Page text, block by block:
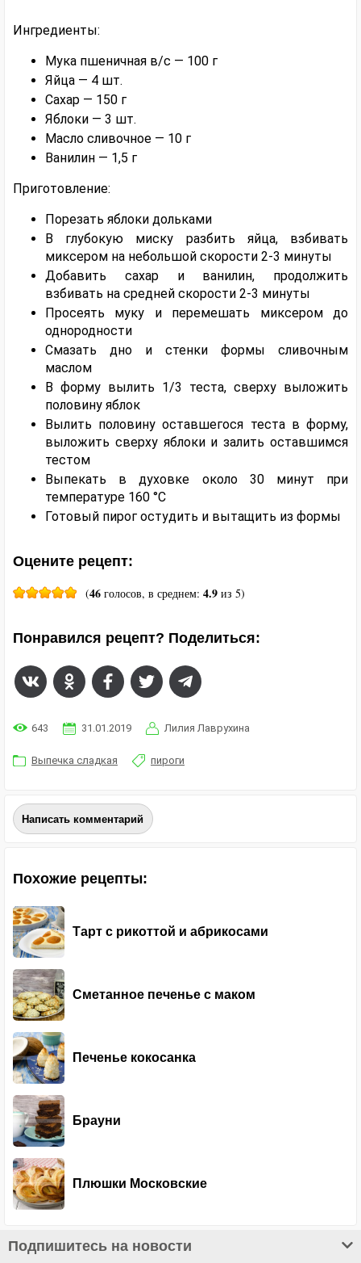
Ингредиенты:
Мука пшеничная в/с — 100 г
Яйца — 4 шт.
Сахар — 150 г
Яблоки — 3 шт.
Масло сливочное — 10 г
Ванилин — 1,5 г
Приготовление:
Порезать яблоки дольками
В глубокую миску разбить яйца, взбивать
миксером на небольшой скорости 2-3 минуты
Добавить сахар и ванилин, продолжить
взбивать на средней скорости 2-3 минуты
Просеять муку и перемешать миксером до
однородности
Смазать дно и стенки формы сливочным
маслом
В форму вылить 1/3 теста, сверху выложить
половину яблок
Вылить половину оставшегося теста в форму,
выложить сверху яблоки и залить оставшимся
тестом
Выпекать в духовке около 30 минут при
температуре 160 °C
Готовый пирог остудить и вытащить из формы
Оцените рецепт:
(46 голосов, в среднем: 4.9 из 5)
Понравился рецепт? Поделиться:
643 31.01.2019 Лилия Лаврухина
Выпечка сладкая пироги
Написать комментарий
Похожие рецепты:
Тарт с рикоттой и абрикосами
Сметанное печенье с маком
Печенье кокосанка
Брауни
Плюшки Московские
Подпишитесь на новости